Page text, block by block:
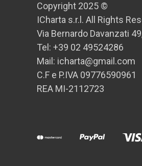
Copyright 2025 ©
ICharta s.r.l. All Rights
Via Bernardo Davanzati
Tel: +39 02 49524286
Mail: icharta@gmail.com
C.F e P.IVA 09776590961
REA MI-2112723